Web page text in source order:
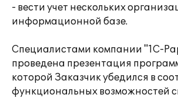
- вести учет нескольких
информационной базе.
Специалистами компании "1С-
проведена презентация
которой Заказчик убедился в
функциональных возможностей